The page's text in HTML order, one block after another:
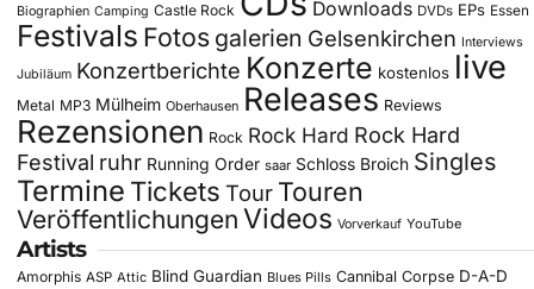
Biographien Camping Castle Rock Downloads DVDs EPs Essen
Festivals Fotos galerien Gelsenkirchen Interviews
Jubiläum Konzertberichte Konzerte kostenlos live
Metal MP3 Mülheim Oberhausen Releases Reviews
Rezensionen Rock Rock Hard Rock Hard
Festival ruhr Running Order saar Schloss Broich Singles
Termine Tickets Tour Touren
Veröffentlichungen Videos Vorverkauf YouTube
Artists
Amorphis ASP Attic Blind Guardian Blues Pills Cannibal Corpse D-A-D